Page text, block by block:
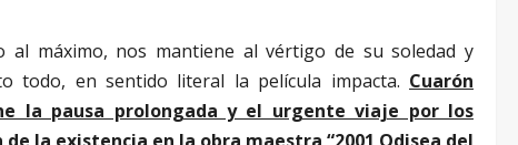
al máximo, nos mantiene al vértigo de su soledad y
todo, en sentido literal la película impacta. Cuarón
la pausa prolongada y el urgente viaje por los